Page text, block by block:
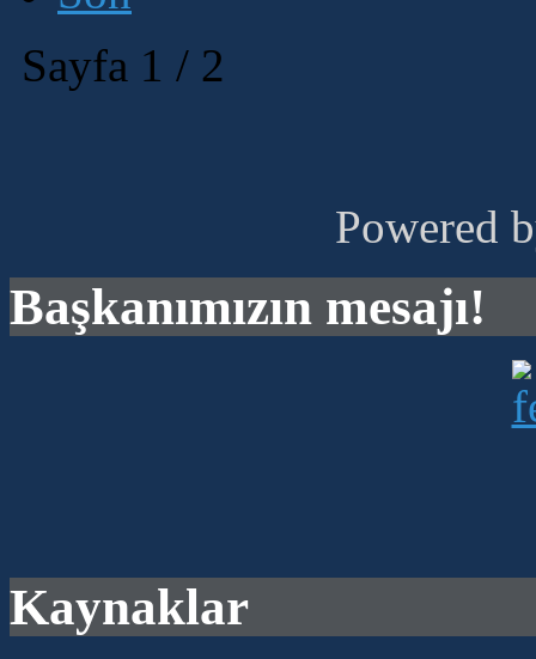
Sayfa 1 / 2
Powered
Başkanımızın mesajı!
Kaynaklar